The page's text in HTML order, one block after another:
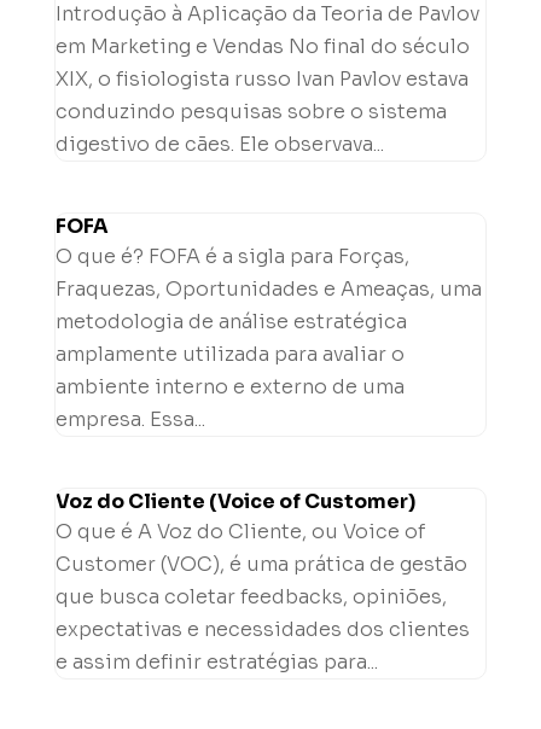
Introdução à Aplicação da Teoria de Pavlov
em Marketing e Vendas No final do século
XIX, o fisiologista russo Ivan Pavlov estava
conduzindo pesquisas sobre o sistema
digestivo de cães. Ele observava...
FOFA
O que é? FOFA é a sigla para Forças,
Fraquezas, Oportunidades e Ameaças, uma
metodologia de análise estratégica
amplamente utilizada para avaliar o
ambiente interno e externo de uma
empresa. Essa...
Voz do Cliente (Voice of Customer)
O que é A Voz do Cliente, ou Voice of
Customer (VOC), é uma prática de gestão
que busca coletar feedbacks, opiniões,
expectativas e necessidades dos clientes
e assim definir estratégias para...